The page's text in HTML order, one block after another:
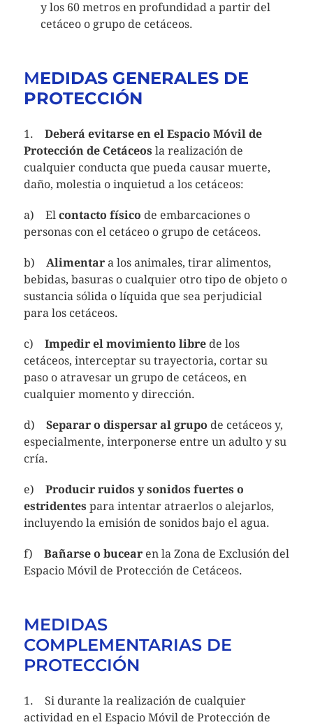
y los 60 metros en profundidad a partir del
cetáceo o grupo de cetáceos.
MEDIDAS GENERALES DE
PROTECCIÓN
1. Deberá evitarse en el Espacio Móvil de
Protección de Cetáceos la realización de
cualquier conducta que pueda causar muerte,
daño, molestia o inquietud a los cetáceos:
a) El contacto físico de embarcaciones o
personas con el cetáceo o grupo de cetáceos.
b) Alimentara los animales, tirar alimentos,
bebidas, basuras o cualquier otro tipo de objeto o
sustancia sólida o líquida que sea perjudicial
para los cetáceos.
c) Impedir el movimiento libre de los
cetáceos, interceptar su trayectoria, cortar su
paso o atravesar un grupo de cetáceos, en
cualquier momento y dirección.
d) Separar o dispersar al grupo de cetáceos y,
especialmente, interponerse entre un adulto y su
cría.
e) Producir ruidos y sonidos fuertes o
estridentespara intentar atraerlos o alejarlos,
incluyendo la emisión de sonidos bajo el agua.
f) Bañarse o bucear en la Zona de Exclusión del
Espacio Móvil de Protección de Cetáceos.
MEDIDAS
COMPLEMENTARIAS DE
PROTECCIÓN
1. Si durante la realización de cualquier
actividad en el Espacio Móvil de Protección de